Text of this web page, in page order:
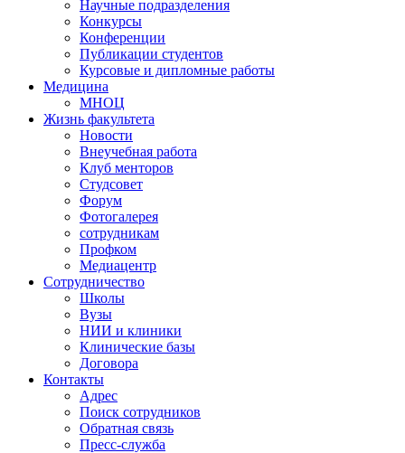
Научные подразделения
Конкурсы
Конференции
Публикации студентов
Курсовые и дипломные работы
Медицина
МНОЦ
Жизнь факультета
Новости
Внеучебная работа
Клуб менторов
Студсовет
Форум
Фотогалерея
сотрудникам
Профком
Медиацентр
Сотрудничество
Школы
Вузы
НИИ и клиники
Клинические базы
Договора
Контакты
Адрес
Поиск сотрудников
Обратная связь
Пресс-служба